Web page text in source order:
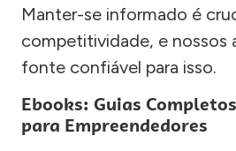
Manter-se informado é
competitividade, e nossos
fonte confiável para isso.
Ebooks: Guias
para Empreendedores